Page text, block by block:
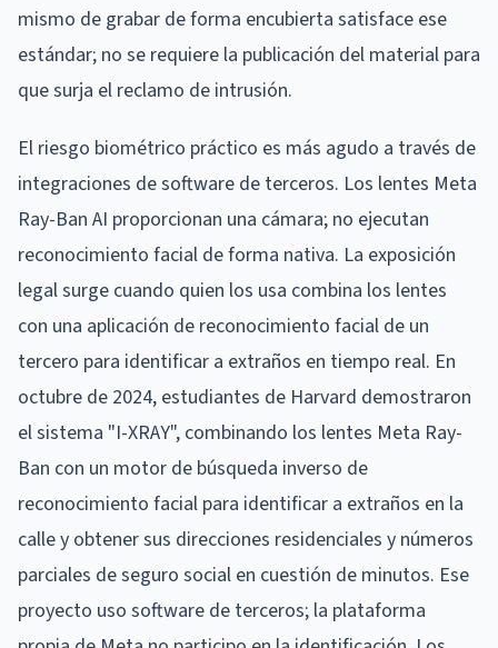
mismo de grabar de forma encubierta satisface ese
estándar; no se requiere la publicación del material para
que surja el reclamo de intrusión.
El riesgo biométrico práctico es más agudo a través de
integraciones de software de terceros. Los lentes Meta
Ray-Ban AI proporcionan una cámara; no ejecutan
reconocimiento facial de forma nativa. La exposición
legal surge cuando quien los usa combina los lentes
con una aplicación de reconocimiento facial de un
tercero para identificar a extraños en tiempo real. En
octubre de 2024, estudiantes de Harvard demostraron
el sistema "I-XRAY", combinando los lentes Meta Ray-
Ban con un motor de búsqueda inverso de
reconocimiento facial para identificar a extraños en la
calle y obtener sus direcciones residenciales y números
parciales de seguro social en cuestión de minutos. Ese
proyecto uso software de terceros; la plataforma